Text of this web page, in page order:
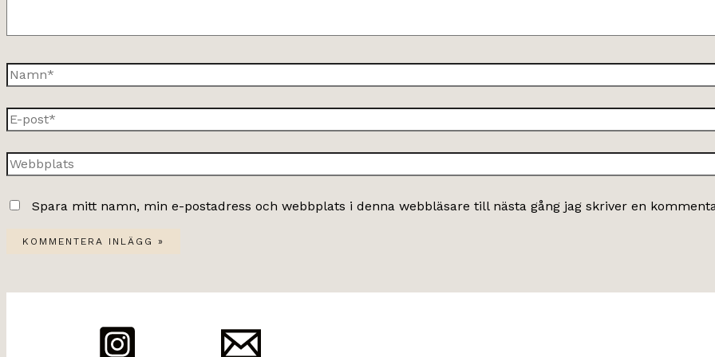
Namn*
E-
post*
Webbplats
Spara mitt namn, min e-postadress och webbplats i denna webbläsare till nästa gång jag skriver en